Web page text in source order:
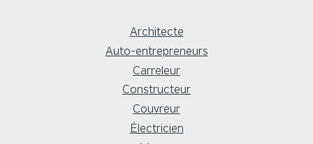
Architecte
Auto-entrepreneurs
Carreleur
Constructeur
Couvreur
Électricien